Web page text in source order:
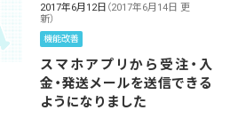
2017年6月12日 （2017年6月14日 更
新）
機能改善
スマホアプリから受注・入
金・発送メールを送信できる
ようになりました